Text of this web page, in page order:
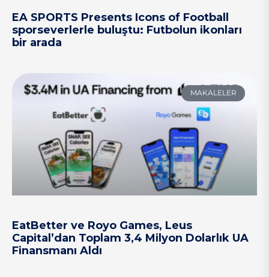
EA SPORTS Presents Icons of Football
sporseverlerle buluştu: Futbolun ikonları
bir arada
MAKALELER
EatBetter ve Royo Games, Leus
Capital’dan Toplam 3,4 Milyon Dolarlık UA
Finansmanı Aldı